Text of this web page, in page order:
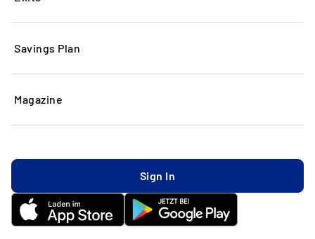
Savings Plan
Magazine
Sign In
Lesezeit: 3 Minuten
Inhaltsverzeichnis
Schlussfolgerung